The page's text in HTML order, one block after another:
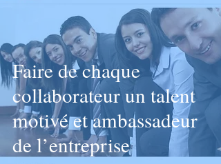
Faire de chaque
collaborateur un talent
motivé et ambassadeur
de l’entreprise